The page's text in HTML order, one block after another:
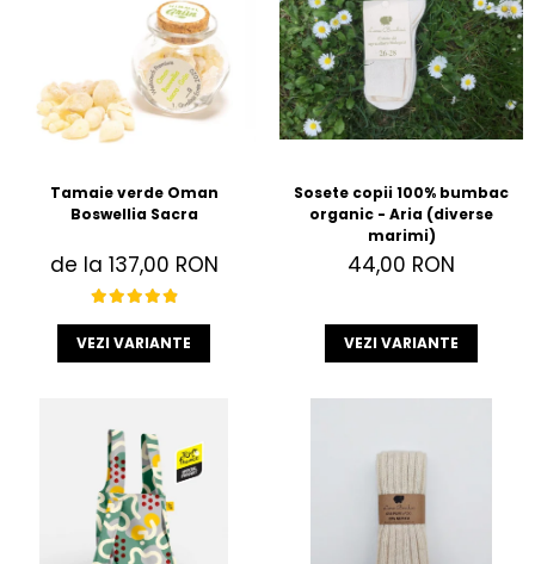
Imbracaminte
Produse pentru casa
Accesorii
Idei pentru casa
Prosoape bucatarie
Tamaie verde Oman
Boswellia Sacra
de la 137,00 RON
VEZI VARIANTE
Sosete copii 100% bumbac
organic - Aria (diverse
marimi)
44,00 RON
VEZI VARIANTE